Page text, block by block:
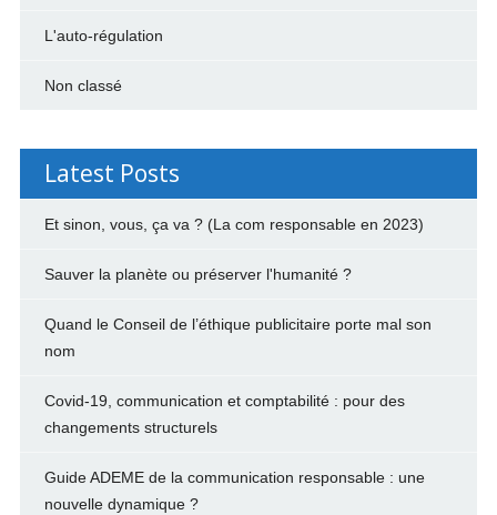
L'auto-régulation
Non classé
Latest Posts
Et sinon, vous, ça va ? (La com responsable en 2023)
Sauver la planète ou préserver l'humanité ?
Quand le Conseil de l’éthique publicitaire porte mal son
nom
Covid-19, communication et comptabilité : pour des
changements structurels
Guide ADEME de la communication responsable : une
nouvelle dynamique ?